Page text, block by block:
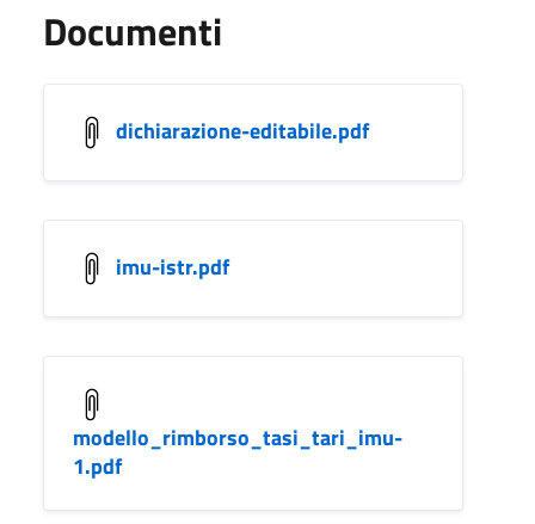
Documenti
dichiarazione-editabile.pdf
imu-istr.pdf
modello_rimborso_tasi_tari_imu-
1.pdf